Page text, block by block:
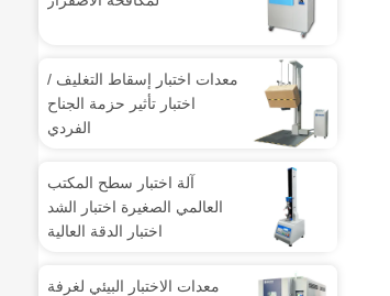
معدات اختبار إسقاط التغليف /
اختبار تأثير حزمة الجناح
الفردي
آلة اختبار سطح المكتب
العالمي الصغيرة اختبار الشد
اختبار الدقة العالية
معدات الاختبار البيئي لغرفة